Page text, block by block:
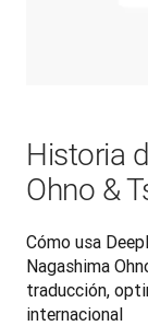
Historia
Ohno &
Cómo usa
Nagashima
traducción,
internacional